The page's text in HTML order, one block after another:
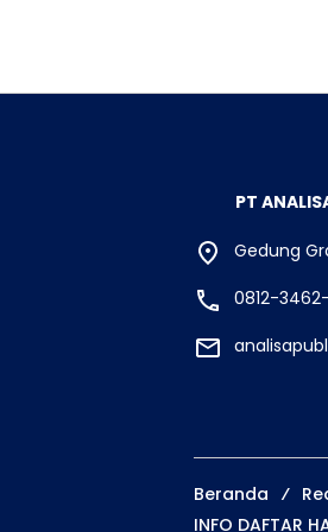
PT
Gedung
0812-
Beranda
INFO DAFTAR